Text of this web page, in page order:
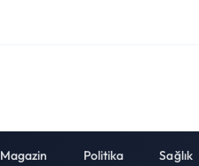
Magazin Politika Sağlık